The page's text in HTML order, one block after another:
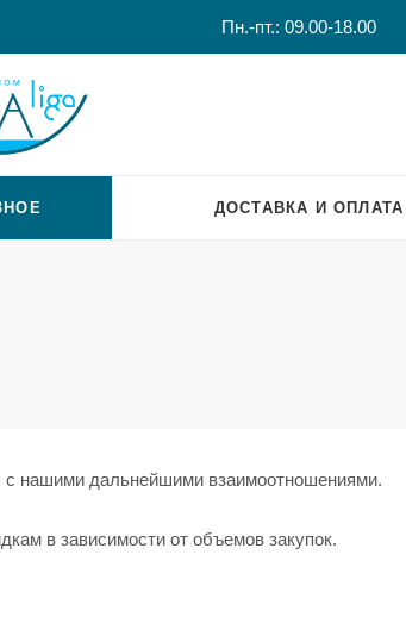
Пн.-пт.: 09.00-18.00
ДОСТАВКА И ОПЛАТА
нашими дальнейшими взаимоотношениями.
в зависимости от объемов закупок.